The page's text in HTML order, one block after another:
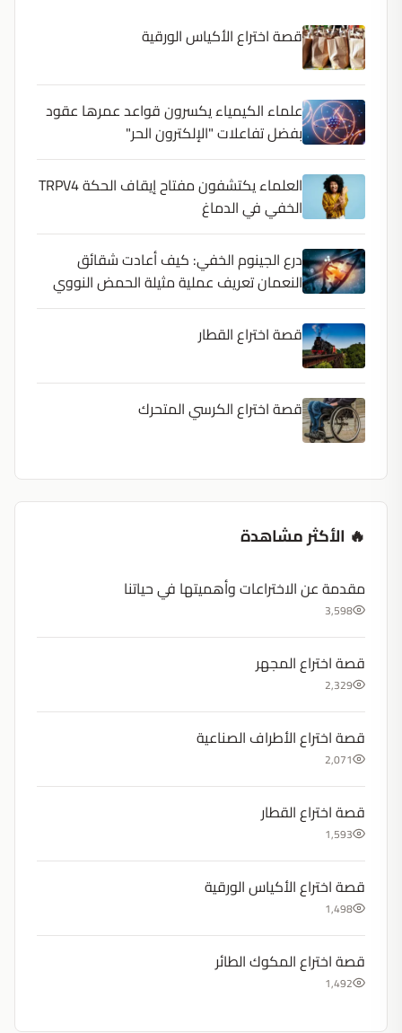
قصة اختراع الأكياس الورقية
علماء الكيمياء يكسرون قواعد عمرها عقود
بفضل تفاعلات "الإلكترون الحر"
العلماء يكتشفون مفتاح إيقاف الحكة TRPV4
الخفي في الدماغ
درع الجينوم الخفي: كيف أعادت شقائق
النعمان تعريف عملية مثيلة الحمض النووي
قصة اختراع القطار
قصة اختراع الكرسي المتحرك
🔥 الأكثر مشاهدة
مقدمة عن الاختراعات وأهميتها في حياتنا
3,598
قصة اختراع المجهر
2,329
قصة اختراع الأطراف الصناعية
2,071
قصة اختراع القطار
1,593
قصة اختراع الأكياس الورقية
1,498
قصة اختراع المكوك الطائر
1,492